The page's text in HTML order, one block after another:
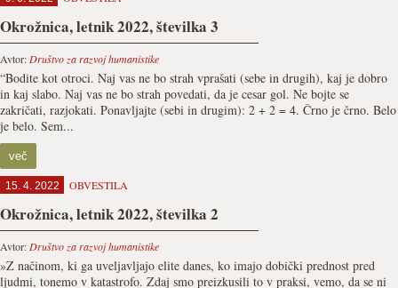
Okrožnica, letnik 2022, številka 3
Avtor: Društvo za razvoj humanistike
“Bodite kot otroci. Naj vas ne bo strah vprašati (sebe in drugih), kaj je dobro
in kaj slabo. Naj vas ne bo strah povedati, da je cesar gol. Ne bojte se
zakričati, razjokati. Ponavljajte (sebi in drugim): 2 + 2 = 4. Črno je črno. Belo
je belo. Sem...
več
15. 4. 2022 OBVESTILA
Okrožnica, letnik 2022, številka 2
Avtor: Društvo za razvoj humanistike
»Z načinom, ki ga uveljavljajo elite danes, ko imajo dobič­ki prednost pred
ljudmi, tonemo v katastrofo. Zdaj smo preizkusili to v praksi, vemo, da se ni